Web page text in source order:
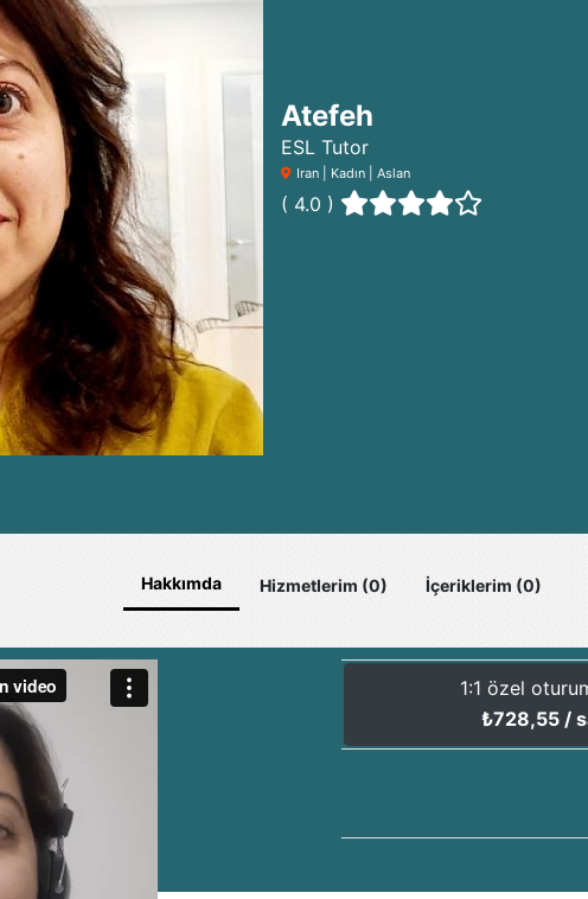
Atefeh
ESL Tutor
Iran | Kadın | Aslan
( 4.0 )
Hakkımda Hizmetlerim (0) İçeriklerim (0)
1:1 özel
₺728,55/